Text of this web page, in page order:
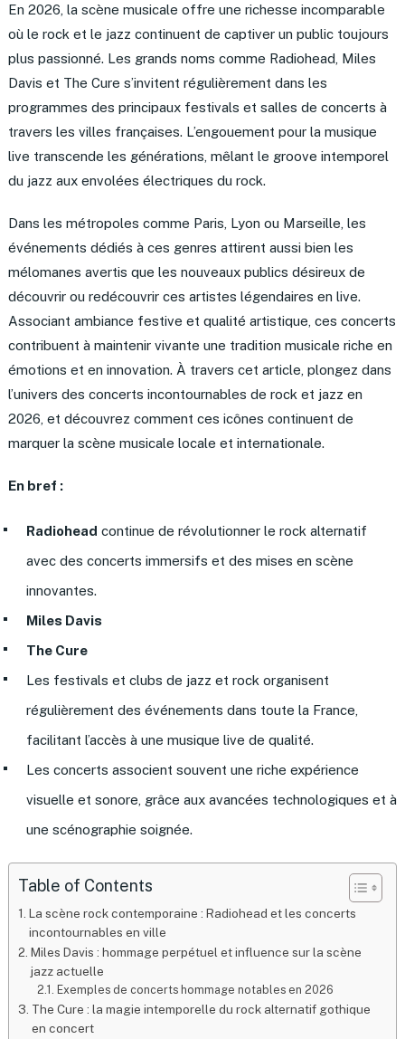
En 2026, la scène musicale offre une richesse incomparable
où le rock et le jazz continuent de captiver un public toujours
plus passionné. Les grands noms comme Radiohead, Miles
Davis et The Cure s’invitent régulièrement dans les
programmes des principaux festivals et salles de concerts à
travers les villes françaises. L’engouement pour la musique
live transcende les générations, mêlant le groove intemporel
du jazz aux envolées électriques du rock.
Dans les métropoles comme Paris, Lyon ou Marseille, les
événements dédiés à ces genres attirent aussi bien les
mélomanes avertis que les nouveaux publics désireux de
découvrir ou redécouvrir ces artistes légendaires en live.
Associant ambiance festive et qualité artistique, ces concerts
contribuent à maintenir vivante une tradition musicale riche en
émotions et en innovation. À travers cet article, plongez dans
l’univers des concerts incontournables de rock et jazz en
2026, et découvrez comment ces icônes continuent de
marquer la scène musicale locale et internationale.
En bref :
Radiohead continue de révolutionner le rock alternatif
avec des concerts immersifs et des mises en scène
innovantes.
Miles Davis
The Cure
Les festivals et clubs de jazz et rock organisent
régulièrement des événements dans toute la France,
facilitant l’accès à une musique live de qualité.
Les concerts associent souvent une riche expérience
visuelle et sonore, grâce aux avancées technologiques et à
une scénographie soignée.
Table of Contents
La scène rock contemporaine : Radiohead et les concerts
incontournables en ville
Miles Davis : hommage perpétuel et influence sur la scène
jazz actuelle
Exemples de concerts hommage notables en 2026
The Cure : la magie intemporelle du rock alternatif gothique
en concert